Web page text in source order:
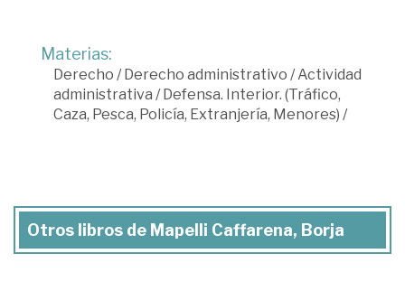
Materias:
Derecho /Derecho administrativo /Actividad
administrativa /Defensa. Interior. (Tráfico,
Caza, Pesca, Policía, Extranjería, Menores) /
Otros libros de Mapelli Caffarena, Borja